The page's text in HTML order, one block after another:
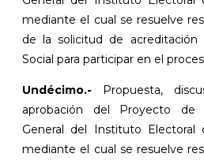
mediante el cual se resuelve
de la solicitud de
Social para participar en el
Undécimo.- Propuesta,
aprobación del Proyecto de
General del Instituto Electoral
mediante el cual se resuelve